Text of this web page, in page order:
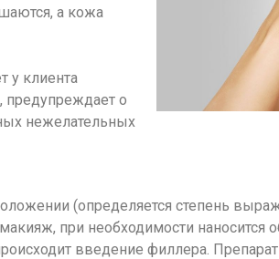
а кожа
у клиента
предупреждает о
нежелательных
(определяется степень
при необходимости
введение филлера.